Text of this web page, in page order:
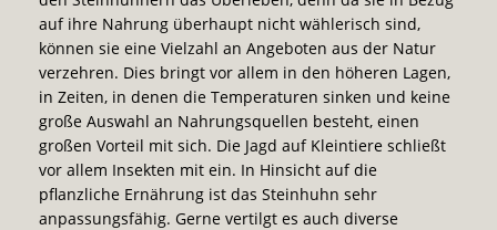
auf ihre Nahrung überhaupt nicht wählerisch sind,
können sie eine Vielzahl an Angeboten aus der Natur
verzehren. Dies bringt vor allem in den höheren Lagen,
in Zeiten, in denen die Temperaturen sinken und keine
große Auswahl an Nahrungsquellen besteht, einen
großen Vorteil mit sich. Die Jagd auf Kleintiere schließt
vor allem Insekten mit ein. In Hinsicht auf die
pflanzliche Ernährung ist das Steinhuhn sehr
anpassungsfähig. Gerne vertilgt es auch diverse